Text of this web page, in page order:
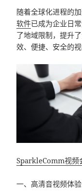
随着全球化进程的
软件已成为企业日
了地域限制，提升
效、便捷、安全的视
SparkleComm视频
一、高清音视频体